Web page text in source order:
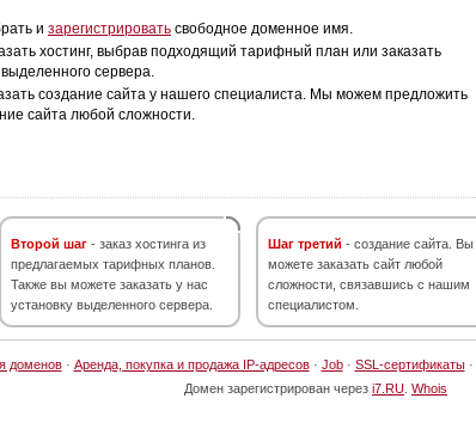
и зарегистрировать свободное доменное имя.
хостинг, выбрав подходящий тарифный план или заказать
выделенного сервера.
создание сайта у нашего специалиста. Мы можем предложить
сайта любой сложности.
Второй шаг - заказ хостинга из
предлагаемых тарифных планов.
Также вы можете заказать у нас
установку выделенного сервера.
Шаг третий - создание сайта. Вы
можете заказать сайт любой
сложности, связавшись с нашим
специалистом.
доменов· Аренда, покупка и продажа IP-адресов· Job· SSL-сертификаты·
Домен зарегистрирован через i7.RU Whois